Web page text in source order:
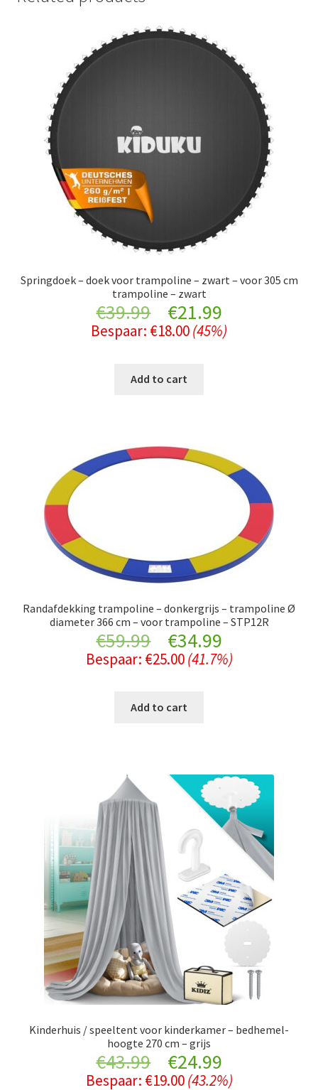
Springdoek – doek voor trampoline – zwart – voor 305 cm
trampoline – zwart
€39.99
Original
price
was:
€21.99Current
price
Bespaar: €18.00(45%)
Add to cart
Randafdekking trampoline – donkergrijs – trampoline Ø
diameter 366 cm – voor trampoline – STP12R
€59.99
Original
price
was:
€34.99Current
price
Bespaar: €25.00 (41.7%)
Add to cart
Kinderhuis / speeltent voor kinderkamer – bedhemel-
hoogte 270 cm – grijs
€43.99
Original
€24.99Current
Bespaar: €19.00 (43.2%)